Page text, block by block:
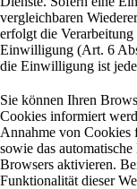
vergleichbaren
erfolgt die
Einwilligung (Art. 6
die Einwilligung ist
Sie können Ihren
Cookies informiert
Annahme von Cookies
sowie das
Browsers aktivieren.
Funktionalität dieser